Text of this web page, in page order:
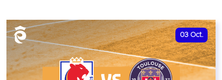
03 Oct.